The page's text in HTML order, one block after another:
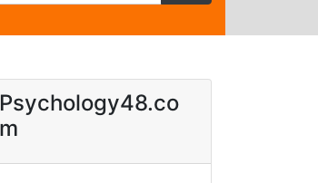
Psychology48.co
m